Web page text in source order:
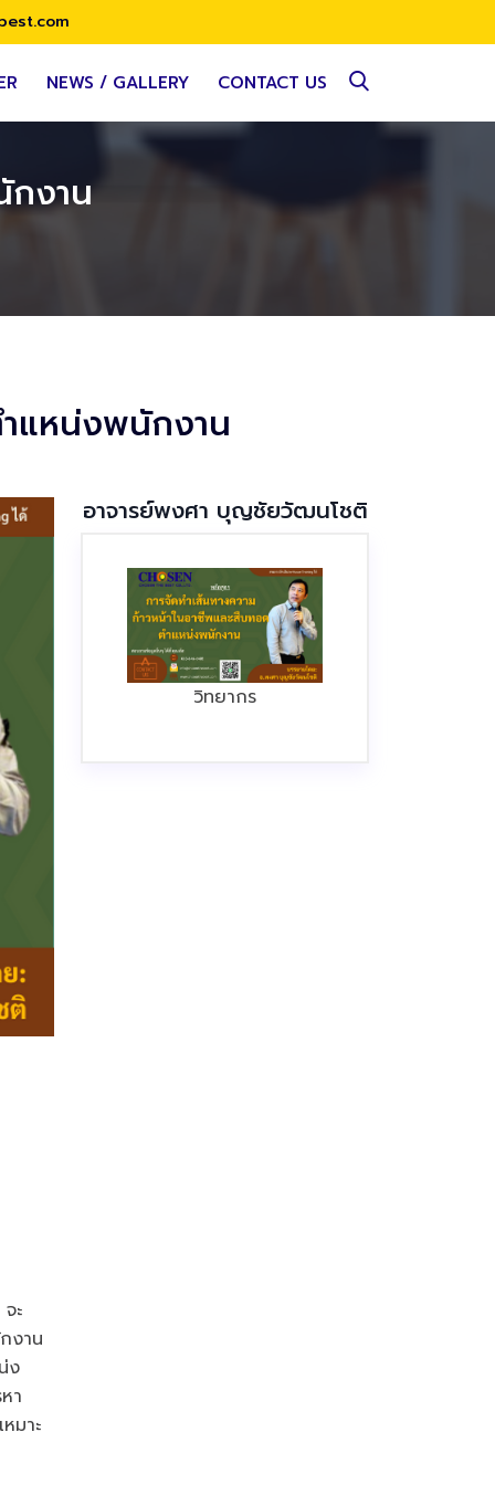
NEWS / GALLERY CONTACT US
กงาน
แหน่งพนักงาน
ะ
งาน
ง
า
มาะ
อาจารย์พงศา บุญชัยวัฒนโชติ
วิทยากร